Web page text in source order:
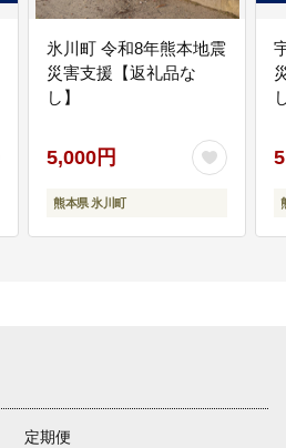
氷川町 令和8年熊本地震
災害支援【返礼品な
し】
5,000円
熊本県 氷川町
定期便